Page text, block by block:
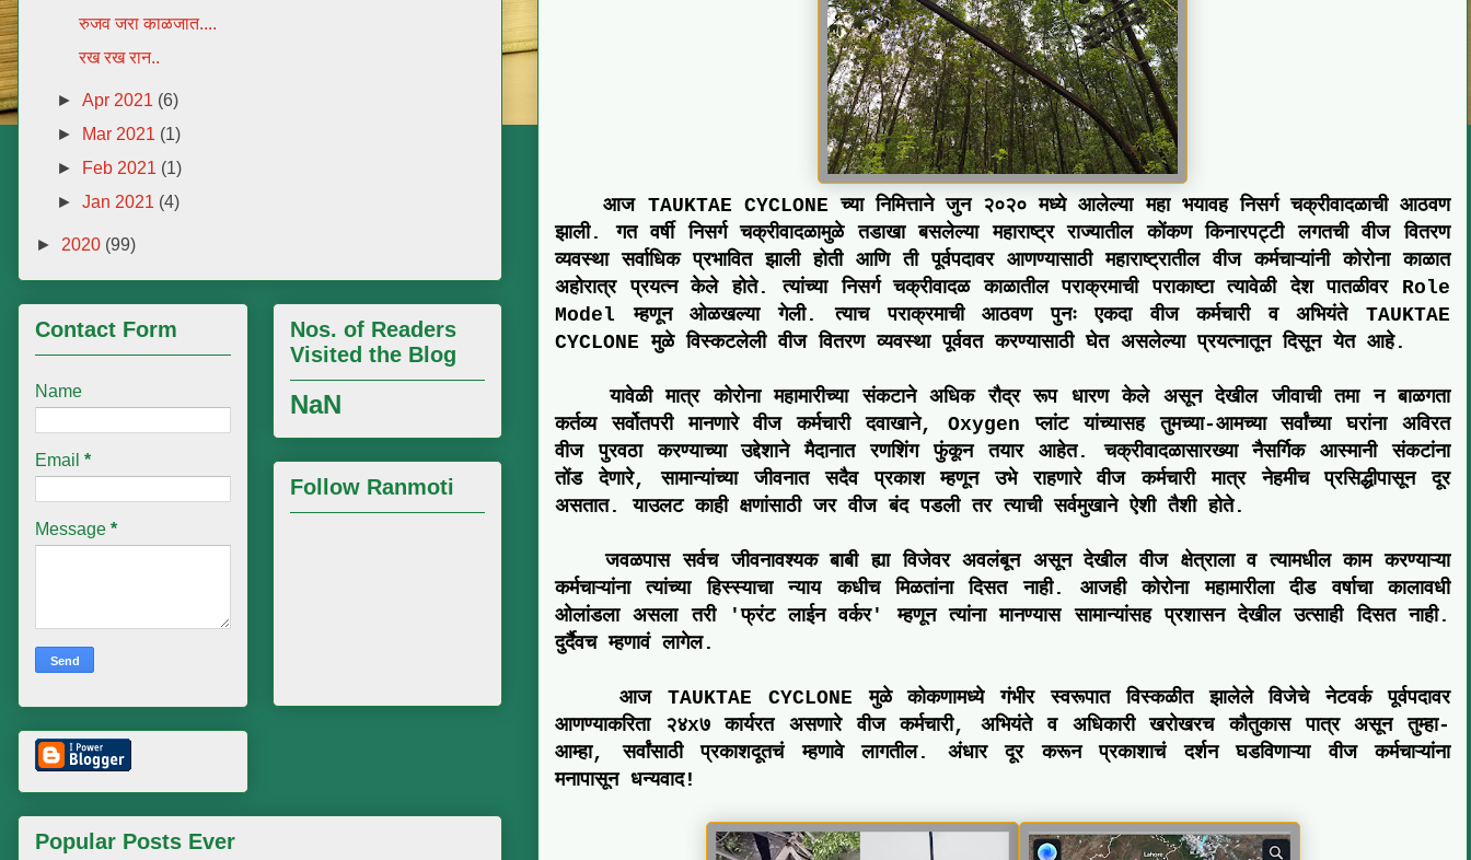
आज TAUKTAE CYCLONE च्या निमित्ताने जुन २०२० मध्ये आलेल्या महा भयावह निसर्ग चक्रीवादळाची आठवण
झाली. गत वर्षी निसर्ग चक्रीवादळामुळे तडाखा बसलेल्या महाराष्ट्र राज्यातील कोंकण किनारपट्टी लगतची वीज वितरण
व्यवस्था सर्वाधिक प्रभावित झाली होती आणि ती पूर्वपदावर आणण्यासाठी महाराष्ट्रातील वीज कर्मचाऱ्यांनी कोरोना काळात
अहोरात्र प्रयत्न केले होते. त्यांच्यानिसर्ग चक्रीवादळ काळातीलपराक्रमाची पराकाष्टात्यावेळी देश पातळीवर Role
Model म्हणून ओळखल्या गेली. त्याच पराक्रमाची आठवण पुनः एकदा वीज कर्मचारी व अभियंते TAUKTAE
CYCLONE मुळे विस्कटलेलीवीज वितरण व्यवस्थापूर्ववत करण्यासाठी घेत असलेल्या प्रयत्नातून दिसून येत आहे.
यावेळी मात्र कोरोना महामारीच्या संकटाने अधिक रौद्र रूप धारण केले असून देखील जीवाची तमा न बाळगता
कर्तव्य सर्वोतपरी मानणारे वीज कर्मचारी दवाखाने, Oxygen प्लांट यांच्यासह तुमच्या-आमच्या सर्वांच्या घरांना अविरत
वीज पुरवठा करण्याच्या उद्देशानेमैदानात रणशिंग फुंकून तयार आहेत. चक्रीवादळासारख्या नैसर्गिक आस्मानी संकटांना
तोंड देणारे, सामान्यांच्या जीवनात सदैव प्रकाश म्हणून उभे राहणारे वीज कर्मचारी मात्र नेहमीच प्रसिद्धीपासून दूर
असतात. याउलट काही क्षणांसाठी जर वीज बंद पडली तर त्याची सर्वमुखाने ऐशी तैशी होते.
जवळपास सर्वच जीवनावश्यक बाबी ह्या विजेवर अवलंबून असून देखील वीज क्षेत्राला व त्यामधील काम करण्याऱ्या
कर्मचाऱ्यांना त्यांच्याहिस्स्याचा न्यायकधीच मिळतांना दिसत नाही. आजही कोरोना महामारीला दीड वर्षाचा कालावधी
ओलांडला असला तरी 'फ्रंट लाईन वर्कर' म्हणून त्यांना मानण्यास सामान्यांसह प्रशासन देखील उत्साही दिसत नाही.
दुर्दैवच म्हणावं लागेल.
आज TAUKTAE CYCLONE मुळे कोकणामध्ये गंभीर स्वरूपात विस्कळीत झालेले विजेचे नेटवर्क पूर्वपदावर
आणण्याकरिता २४x७कार्यरत असणारे वीज कर्मचारी, अभियंते व अधिकारी खरोखरच कौतुकास पात्र असून तुम्हा-
आम्हा, सर्वांसाठीप्रकाशदूतचंम्हणावे लागतील. अंधार दूर करून प्रकाशाचं दर्शन घडविणाऱ्या वीज कर्मचाऱ्यांना
मनापासून धन्यवाद!
रुजव जरा काळजात....
रख रख रान..
►Apr 2021 (6)
►
Mar 2021 (1)
►
Feb 2021 (1)
►Jan 2021 (4)
► 2020 (99)
Contact Form
Name
Email *
Message *
Nos. of Readers
Visited the Blog
NaN
Follow Ranmoti
Popular Posts Ever